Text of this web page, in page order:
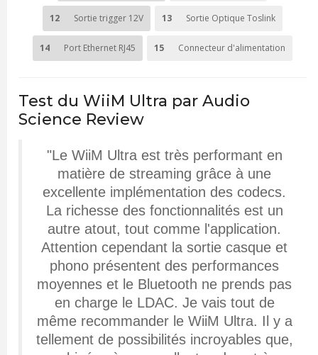
12 Sortie trigger 12V 13 Sortie Optique Toslink
14 Port Ethernet RJ45 15 Connecteur d'alimentation
Test du WiiM Ultra par Audio
Science Review
"Le WiiM Ultra est très performant en
matière de streaming grâce à une
excellente implémentation des codecs.
La richesse des fonctionnalités est un
autre atout, tout comme l'application.
Attention cependant la sortie casque et
phono présentent des performances
moyennes et le Bluetooth ne prends pas
en charge le LDAC. Je vais tout de
même recommander le WiiM Ultra. Il y a
tellement de possibilités incroyables que,